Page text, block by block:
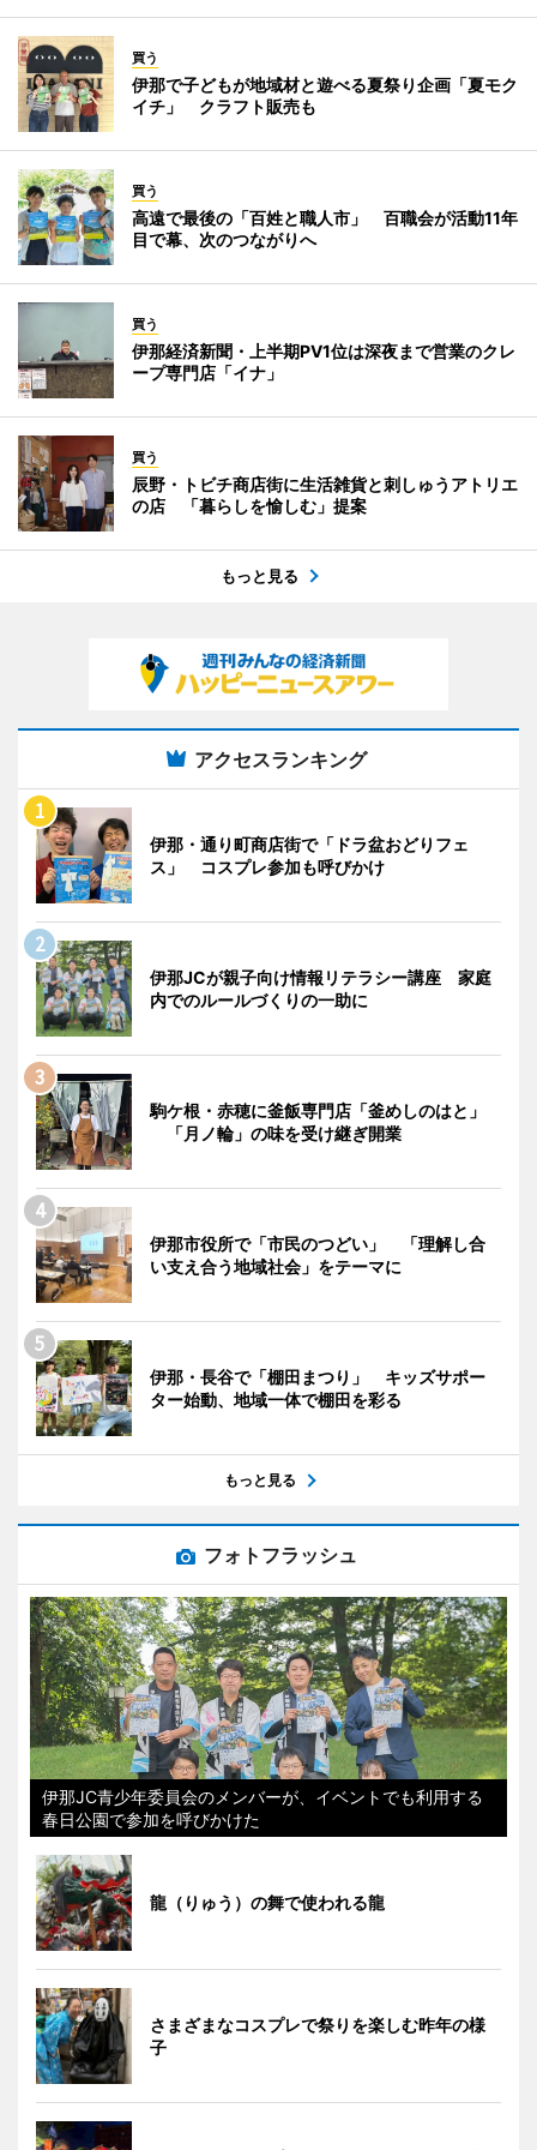
買う
伊那で子どもが地域材と遊べる夏祭り企画「夏モク
イチ」 クラフト販売も
買う
高遠で最後の「百姓と職人市」 百職会が活動11年
目で幕、次のつながりへ
買う
伊那経済新聞・上半期PV1位は深夜まで営業のクレ
ープ専門店「イナ」
買う
辰野・トビチ商店街に生活雑貨と刺しゅうアトリエ
の店 「暮らしを愉しむ」提案
もっと見る
アクセスランキング
伊那・通り町商店街で「ドラ盆おどりフェ
ス」 コスプレ参加も呼びかけ
伊那JCが親子向け情報リテラシー講座 家庭
内でのルールづくりの一助に
駒ケ根・赤穂に釜飯専門店「釜めしのはと」
「月ノ輪」の味を受け継ぎ開業
伊那市役所で「市民のつどい」 「理解し合
い支え合う地域社会」をテーマに
伊那・長谷で「棚田まつり」 キッズサポー
ター始動、地域一体で棚田を彩る
もっと見る
フォトフラッシュ
伊那JC青少年委員会のメンバーが、イベントでも利用する
春日公園で参加を呼びかけた
龍（りゅう）の舞で使われる龍
さまざまなコスプレで祭りを楽しむ昨年の様
子